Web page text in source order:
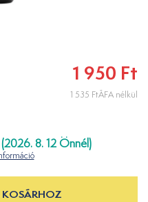
1 950 Ft
1 535 FtÁFA nélkül
8. 12 Önnél)